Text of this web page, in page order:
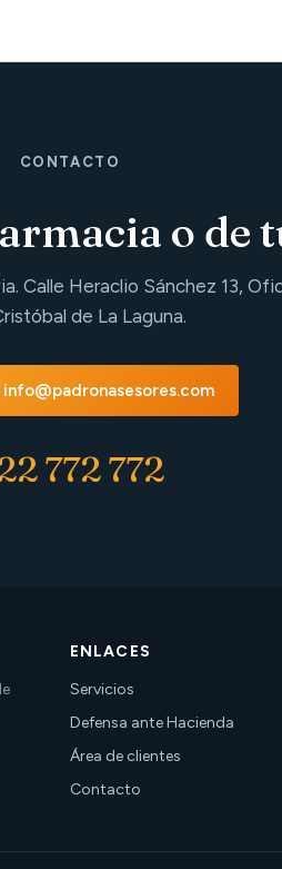
CONTACTO
o de
Calle Heraclio Sánchez 13,
de La Laguna.
772 772
ENLACES
Servicios
Defensa ante Hacienda
Área de clientes
Contacto